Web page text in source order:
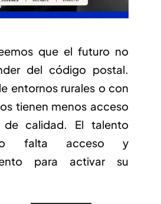
que el futuro no
del código postal.
entornos rurales o con
tienen menos acceso
calidad. El talento
falta acceso y
para activar su